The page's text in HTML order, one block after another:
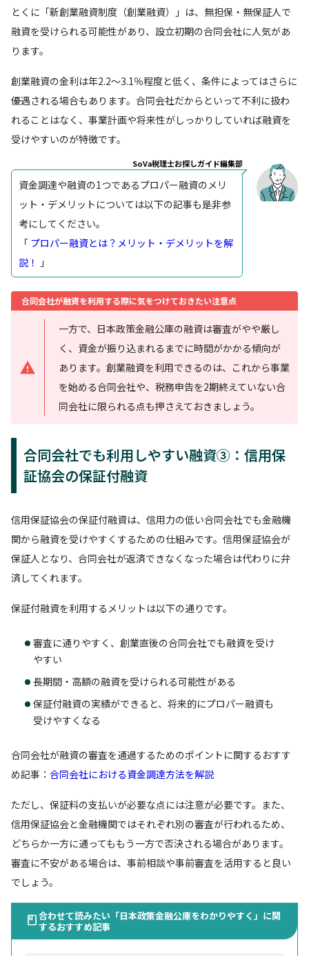
とくに「新創業融資制度（創業融資）」は、無担保・無保証人で
融資を受けられる可能性があり、設立初期の合同会社に人気があ
ります。
創業融資の金利は年2.2〜3.1％程度と低く、条件によってはさらに
優遇される場合もあります。合同会社だからといって不利に扱わ
れることはなく、事業計画や将来性がしっかりしていれば融資を
受けやすいのが特徴です。
SoVa税理士お探しガイド編集部
資金調達や融資の1つであるプロパー融資のメリ
ット・デメリットについては以下の記事も是非参
考にしてください。
「 プロパー融資とは？メリット・デメリットを解
説！
」
合同会社が融資を利用する際に気をつけておきたい注意点
一方で、日本政策金融公庫の融資は審査がやや厳し
く、資金が振り込まれるまでに時間がかかる傾向が
あります。創業融資を利用できるのは、これから事業
を始める合同会社や、税務申告を2期終えていない合
同会社に限られる点も押さえておきましょう。
合同会社でも利用しやすい融資③：信用保
証協会の保証付融資
信用保証協会の保証付融資は、信用力の低い合同会社でも金融機
関から融資を受けやすくするための仕組みです。信用保証協会が
保証人となり、合同会社が返済できなくなった場合は代わりに弁
済してくれます。
保証付融資を利用するメリットは以下の通りです。
審査に通りやすく、創業直後の合同会社でも融資を受け
やすい
長期間・高額の融資を受けられる可能性がある
保証付融資の実績ができると、将来的にプロパー融資も
受けやすくなる
合同会社が融資の審査を通過するためのポイントに関するおすす
め記事： 合同会社における資金調達方法を解説
ただし、保証料の支払いが必要な点には注意が必要です。また、
信用保証協会と金融機関ではそれぞれ別の審査が行われるため、
どちらか一方に通ってももう一方で否決される場合があります。
審査に不安がある場合は、事前相談や事前審査を活用すると良い
でしょう。
合わせて読みたい「日本政策金融公庫をわかりやすく」に関
するおすすめ記事